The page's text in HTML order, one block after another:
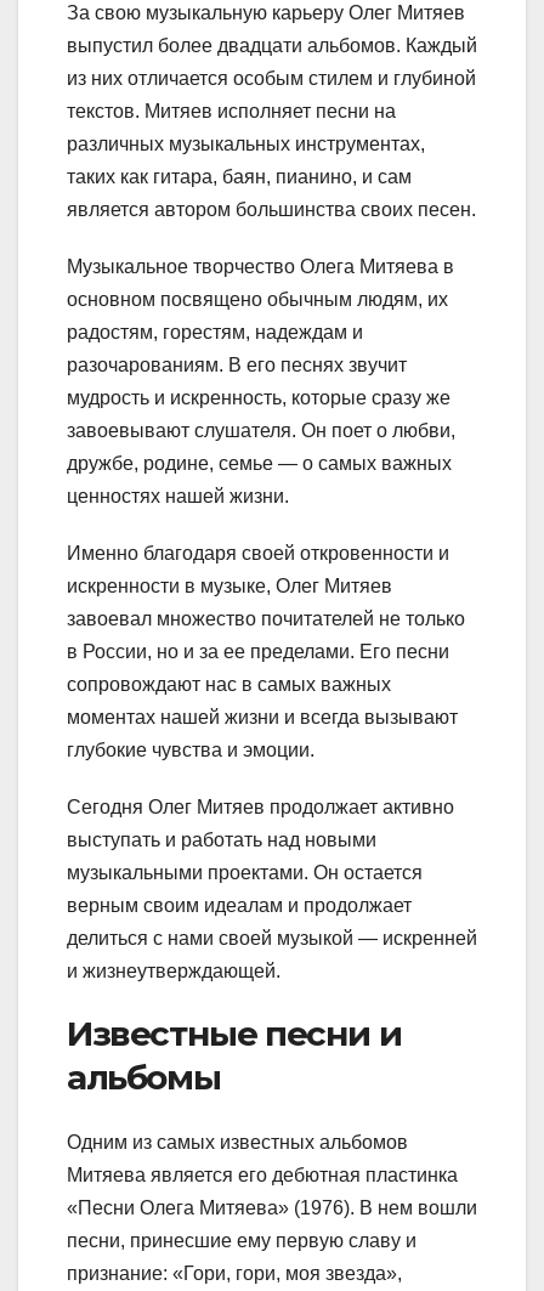
За свою музыкальную карьеру Олег Митяев
выпустил более двадцати альбомов. Каждый
из них отличается особым стилем и глубиной
текстов. Митяев исполняет песни на
различных музыкальных инструментах,
таких как гитара, баян, пианино, и сам
является автором большинства своих песен.
Музыкальное творчество Олега Митяева в
основном посвящено обычным людям, их
радостям, горестям, надеждам и
разочарованиям. В его песнях звучит
мудрость и искренность, которые сразу же
завоевывают слушателя. Он поет о любви,
дружбе, родине, семье — о самых важных
ценностях нашей жизни.
Именно благодаря своей откровенности и
искренности в музыке, Олег Митяев
завоевал множество почитателей не только
в России, но и за ее пределами. Его песни
сопровождают нас в самых важных
моментах нашей жизни и всегда вызывают
глубокие чувства и эмоции.
Сегодня Олег Митяев продолжает активно
выступать и работать над новыми
музыкальными проектами. Он остается
верным своим идеалам и продолжает
делиться с нами своей музыкой — искренней
и жизнеутверждающей.
Известные песни и
альбомы
Одним из самых известных альбомов
Митяева является его дебютная пластинка
«Песни Олега Митяева» (1976). В нем вошли
песни, принесшие ему первую славу и
признание: «Гори, гори, моя звезда»,